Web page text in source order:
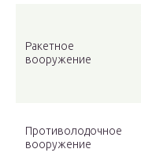
Ракетное
вооружение
Противолодочное
вооружение